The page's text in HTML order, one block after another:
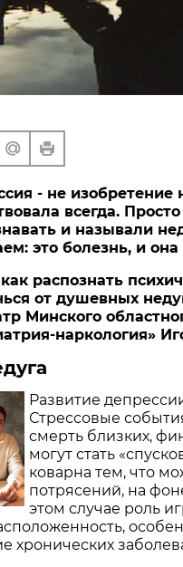
- не
всегда.
и называли
это болезнь, и она
распознать
от душевных
Минского
наркология»
Развитие
Стрессовые
смерть близких,
могут стать
коварна тем, что
потрясений, на
этом случае роль
хронических